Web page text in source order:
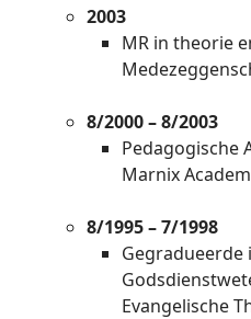
2003
MR in theorie
8/2000 – 8/2003
Pedagogische
Marnix
8/1995 – 7/1998
Gegradueerde
Evangelische